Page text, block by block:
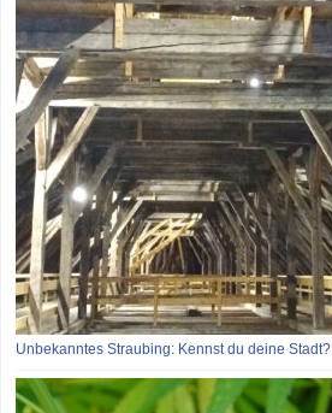
Unbekanntes Straubing: Kennst du deine Stadt?